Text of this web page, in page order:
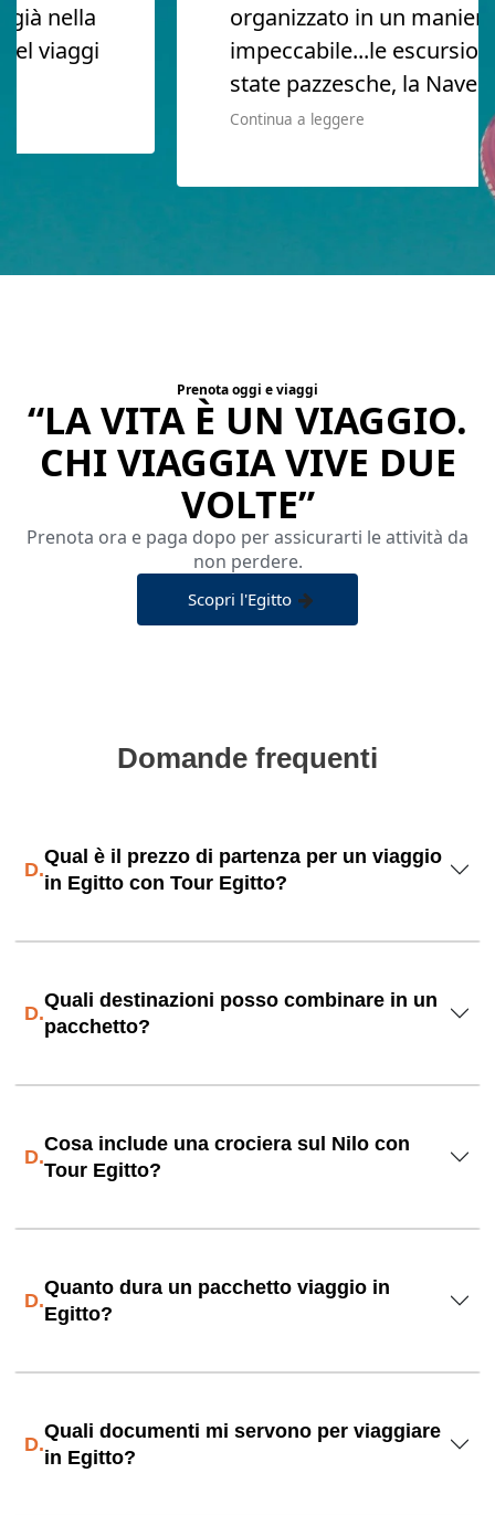
organizzato in un maniera
impeccabile...le escursioni
state pazzesche, la Nave e l'
Continua a leggere
Prenota oggi e viaggi
“LA VITA È UN VIAGGIO.
CHI VIAGGIA VIVE DUE
VOLTE”
Prenota ora e paga dopo per assicurarti le attività da
non perdere.
Scopri l'Egitto
Domande frequenti
D.
Qual è il prezzo di partenza per un viaggio
in Egitto con Tour Egitto?
D.
Quali destinazioni posso combinare in un
pacchetto?
D.
Cosa include una crociera sul Nilo con
Tour Egitto?
D.
Quanto dura un pacchetto viaggio in
Egitto?
D.
Quali documenti mi servono per viaggiare
in Egitto?